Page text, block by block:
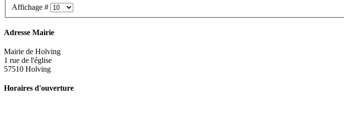
Affichage #
Adresse Mairie
Mairie de Holving
1 rue de l'église
57510 Holving
Horaires d'ouverture